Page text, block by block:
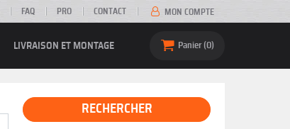
FAQ PRO CONTACT MON COMPTE
LIVRAISON ET MONTAGE Panier 0
RECHERCHER